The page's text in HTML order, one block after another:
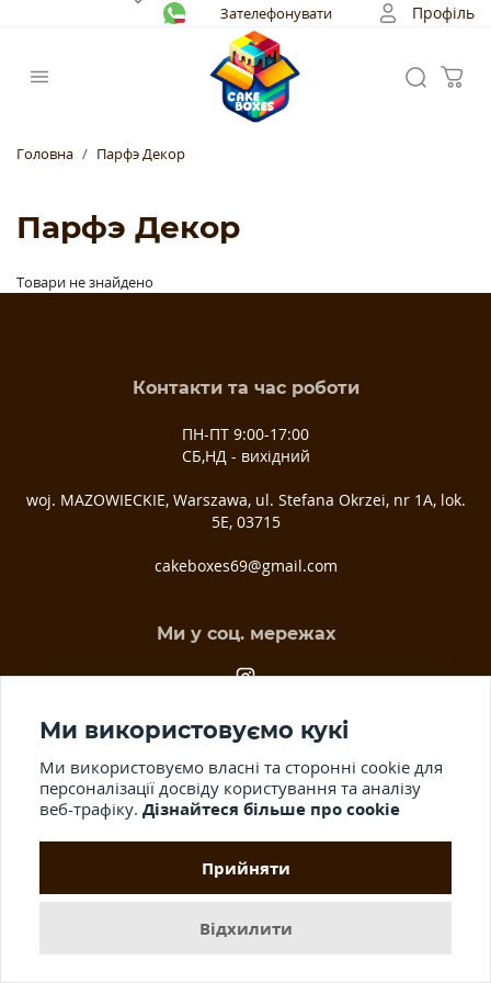
Зателефонувати Профіль
Головна Парфэ Декор
Парфэ Декор
Товари не знайдено
Контакти та час роботи
ПН-ПТ 9:00-17:00
СБ,НД - вихідний
woj. MAZOWIECKIE, Warszawa, ul. Stefana Okrzei, nr 1A, lok.
5E, 03­715
cakeboxes69@gmail.com
Ми у соц. мережах
матеріалів сайту, розповсюдження та копіювання інформації без
письмового дозволу заборонено.
Ми використовуємо кукі
Ми використовуємо власні та сторонні cookie для
персоналізації досвіду користування та аналізу
веб-трафіку. Дізнайтеся більше про cookie
Прийняти
Відхилити